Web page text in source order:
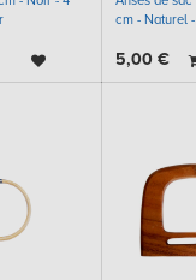
cm - Naturel
5,00€